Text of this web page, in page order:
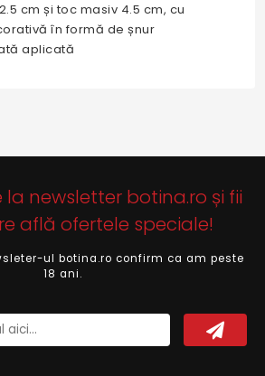
cm și toc masiv 4.5 cm, cu
în formă de șnur
aplicată
newsletter botina.ro și fii
află ofertele speciale!
ul botina.ro confirm ca am peste
18 ani.